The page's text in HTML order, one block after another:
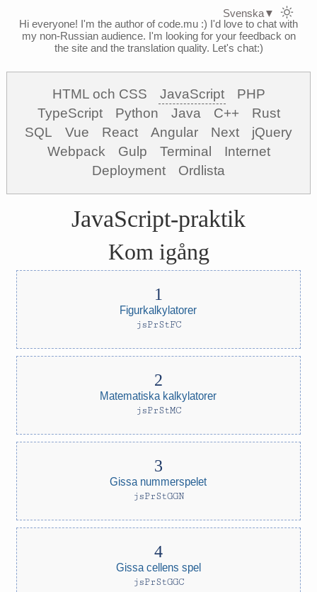
Hi everyone! I'm the author of code.mu :) I'd love to chat with
my non-Russian audience. I'm looking for your feedback on
the site and the translation quality. Let's chat:)
HTML och CSS JavaScript
PHP
TypeScript
Python Java C++
Rust
SQL
Vue React Angular Next
jQuery
Webpack
Gulp Terminal
Internet
Deployment
Ordlista
JavaScript-praktik
Kom igång
Figurkalkylatorer
jsPrStFC
Matematiska kalkylatorer
jsPrStMC
Gissa nummerspelet
jsPrStGGN
Gissa cellens spel
jsPrStGGC
Svenska▼